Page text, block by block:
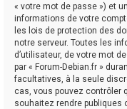
« votre mot de passe ») et
informations de votre
les lois de protection des
notre serveur. Toutes les
d’utilisateur, de votre mot
par « Forum-Debian.fr »
facultatives, à la seule
cas, vous pouvez contrôler
souhaitez rendre publiques